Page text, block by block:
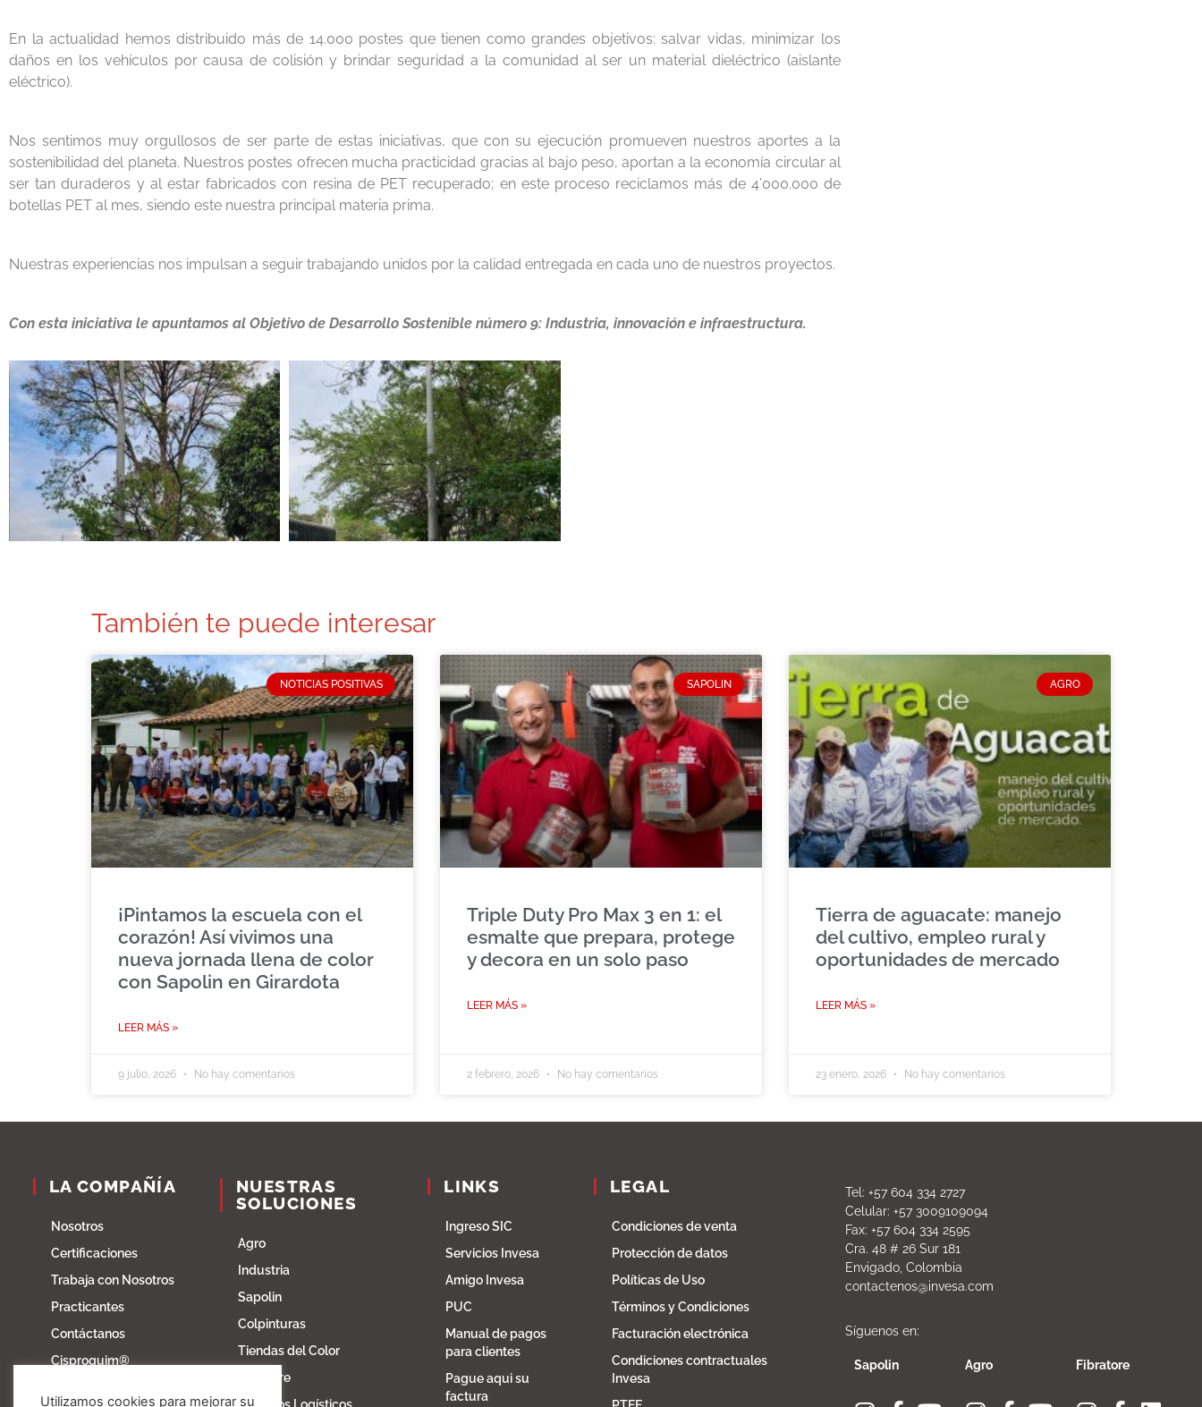
En la actualidad hemos distribuido más de 14.000 postes que tienen como grandes objetivos: salvar vidas, minimizar los
daños en los vehículos por causa de colisión y brindar seguridad a la comunidad al ser un material dieléctrico (aislante
eléctrico).
Nos sentimos muy orgullosos de ser parte de estas iniciativas, que con su ejecución promueven nuestros aportes a la
sostenibilidad del planeta. Nuestros postes ofrecen mucha practicidad gracias al bajo peso, aportan a la economía circular al
ser tan duraderos y al estar fabricados con resina de PET recuperado; en este proceso reciclamos más de 4’000.000 de
botellas PET al mes, siendo este nuestra principal materia prima.
Nuestras experiencias nos impulsan a seguir trabajando unidos por la calidad entregada en cada uno de nuestros proyectos.
Con esta iniciativa le apuntamos al Objetivo de Desarrollo Sostenible número 9: Industria, innovación e infraestructura.
También te puede interesar
NOTICIAS POSITIVAS
¡Pintamos la escuela con el
corazón! Así vivimos una
nueva jornada llena de color
con Sapolin en Girardota
LEER MÁS »
9 julio, 2026 No hay comentarios
SAPOLIN
Triple Duty Pro Max 3 en 1: el
esmalte que prepara, protege
y decora en un solo paso
LEER MÁS »
2 febrero, 2026 No hay comentarios
AGRO
Tierra de aguacate: manejo
del cultivo, empleo rural y
oportunidades de mercado
LEER MÁS »
23 enero, 2026 No hay comentarios
LA COMPAÑÍA
Nosotros
Certificaciones
Trabaja con Nosotros
Practicantes
Contáctanos
Cisproquim®
NUESTRAS
SOLUCIONES
Agro
Industria
Sapolin
Colpinturas
Tiendas del Color
Fibratore
LINKS
Ingreso SIC
Servicios Invesa
Amigo Invesa
PUC
Manual de pagos
para clientes
Pague aqui su
factura
LEGAL
Condiciones de venta
Protección de datos
Políticas de Uso
Términos y Condiciones
Facturación electrónica
Condiciones contractuales
Invesa
Tel: +57 604 334 2727
Celular: +57 3009109094
Fax: +57 604 334 2595
Cra. 48 # 26 Sur 181
Envigado, Colombia
contactenos@invesa.com
Síguenos en:
Sapolin Agro Fibratore
Utilizamos cookies para mejorar su